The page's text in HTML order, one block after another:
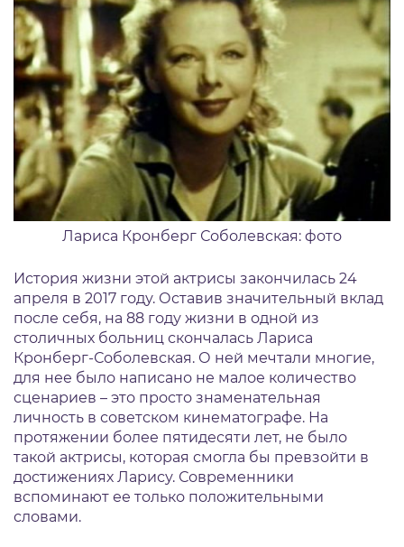
Лариса Кронберг Соболевская: фото
История жизни этой актрисы закончилась 24
апреля в 2017 году. Оставив значительный вклад
после себя, на 88 году жизни в одной из
столичных больниц скончалась Лариса
Кронберг-Соболевская. О ней мечтали многие,
для нее было написано не малое количество
сценариев – это просто знаменательная
личность в советском кинематографе. На
протяжении более пятидесяти лет, не было
такой актрисы, которая смогла бы превзойти в
достижениях Ларису. Современники
вспоминают ее только положительными
словами.